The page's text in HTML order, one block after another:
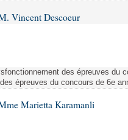
Vincent Descoeur
des épreuves du
épreuves du concours de 6e
Marietta Karamanli